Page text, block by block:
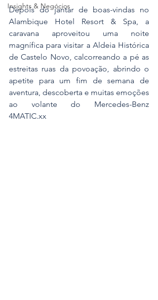
Insights & Negócios
Depois do jantar de boas-vindas no
Alambique Hotel Resort & Spa, a
caravana aproveitou uma noite
magnífica para visitar a Aldeia Histórica
de Castelo Novo, calcorreando a pé as
estreitas ruas da povoação, abrindo o
apetite para um fim de semana de
aventura, descoberta e muitas emoções
ao volante do Mercedes-Benz
4MATIC.xx